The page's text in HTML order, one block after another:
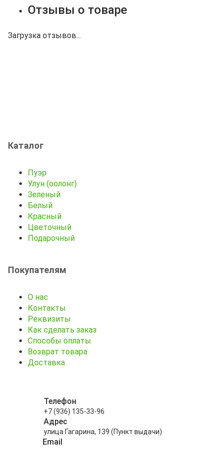
Отзывы о товаре
Загрузка отзывов...
Каталог
Пуэр
Улун (оолонг)
Зеленый
Белый
Красный
Цветочный
Подарочный
Покупателям
О нас
Контакты
Реквизиты
Как сделать заказ
Способы оплаты
Возврат товара
Доставка
Телефон
+7 (936) 135-33-96
Адрес
улица Гагарина, 139 (Пункт выдачи)
Email